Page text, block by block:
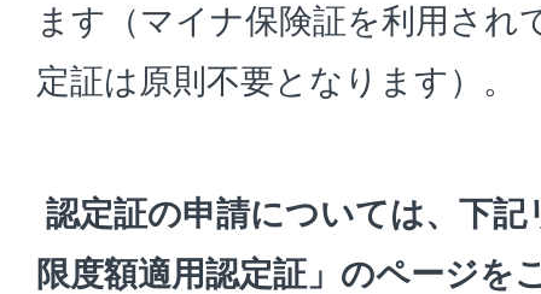
ます（マイナ保険証を利用され
定証は原則不要となります）。
認定証の申請については、下
限度額適用認定証」のページを